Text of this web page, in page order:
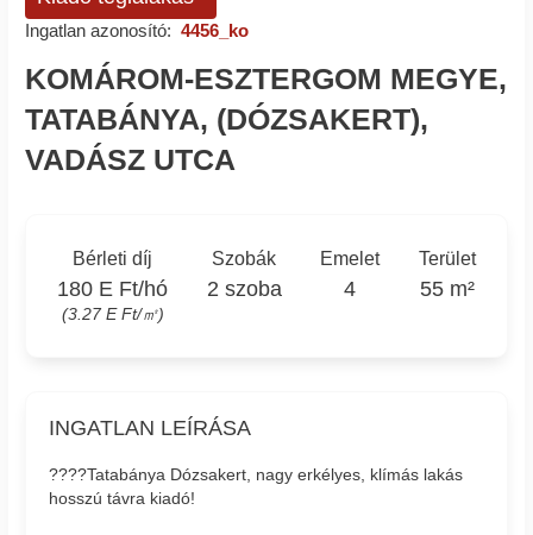
Ingatlan azonosító: 4456_ko
KOMÁROM-ESZTERGOM MEGYE,
TATABÁNYA, (DÓZSAKERT),
VADÁSZ UTCA
Bérleti díj
180 E Ft/hó
(3.27 E Ft/㎡)
Szobák
2 szoba
Emelet
4
Terület
55 m²
INGATLAN LEÍRÁSA
????Tatabánya Dózsakert, nagy erkélyes, klímás lakás
hosszú távra kiadó!